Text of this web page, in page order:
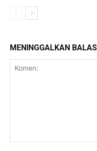
MENINGGALKAN BALAS